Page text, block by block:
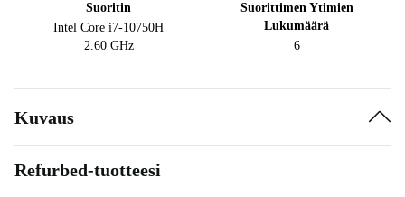
Suoritin
Intel Core i7-10750H
2.60 GHz
Suorittimen Ytimien
Lukumäärä
6
Kuvaus
Refurbed-tuotteesi